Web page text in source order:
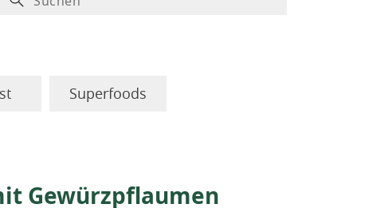
Superfoods
Gewürzpflaumen